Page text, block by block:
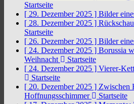
Startseite
[ 29. Dezember 2025 ] Bilder
[ 28. Dezember 2025 ]
Startseite
[ 26. Dezember 2025 ] Bilder
[ 24. Dezember 2025 ] Borussia
Weihnacht
Startseite
[ 24. Dezember 2025 ] Vierer-
Startseite
[ 20. Dezember 2025 ] Zwischen
Hoffnungsschimmer
Startseite